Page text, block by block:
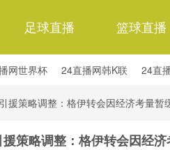
足球直播 篮球直播
网世界杯 24直播网韩K联 24直
网法甲 24直播网西甲 24直播网
援策略调整：格伊转会因经济考量暂
策略调整：格伊转会因经